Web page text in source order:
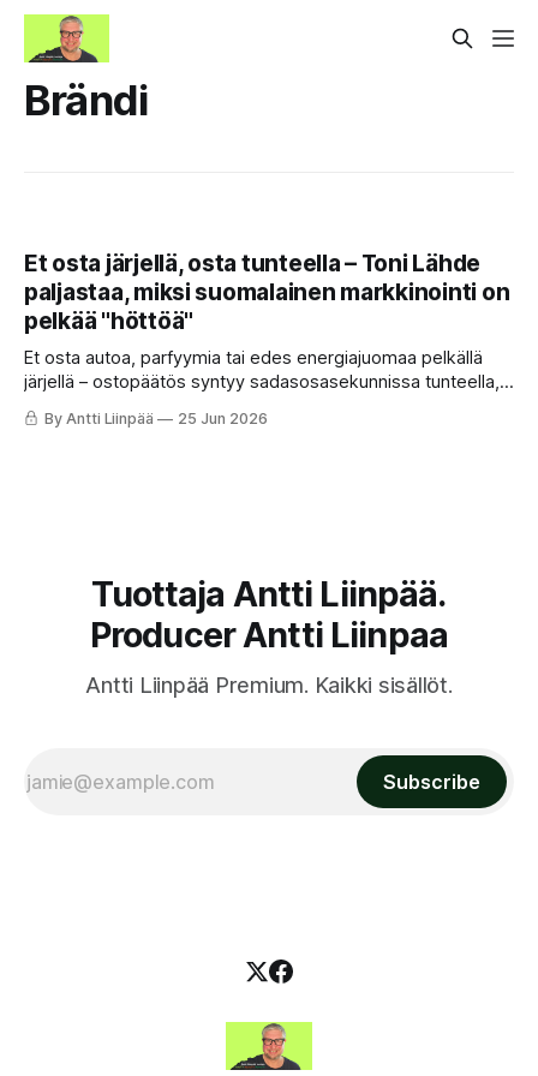
Brändi
Et osta järjellä, osta tunteella – Toni Lähde
paljastaa, miksi suomalainen markkinointi on
pelkää "höttöä"
Et osta autoa, parfyymia tai edes energiajuomaa pelkällä
järjellä – ostopäätös syntyy sadasosasekunnissa tunteella,
ja loogiset perustelut keksitään vasta jälkikäteen.
By Antti Liinpää 25 Jun 2026
Tuottaja Antti Liinpää.
Producer Antti Liinpaa
Antti Liinpää Premium. Kaikki sisällöt.
Subscribe